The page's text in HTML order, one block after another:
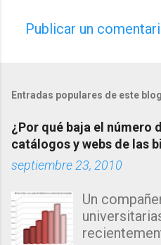
Publicar un
Entradas populares de este blog
¿Por qué baja el número
catálogos y webs de las
septiembre 23, 2010
Un